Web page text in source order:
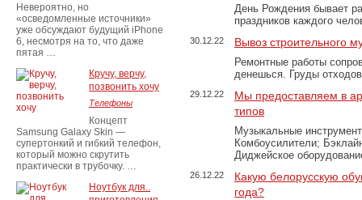
День Рождения бывает
праздников каждого
30.12.22 Вывоз строительного
Ремонтные работы
денешься. Груды
29.12.22
Мы предоставляем в
типов
Музыкальные
Комбоусилители;
Диджейское
26.12.22
Какую белорусскую
года?
Невероятно, но
«осведомленные источники»
уже обсуждают будущий iPhone
6, несмотря на то, что даже
пятая …
Кручу, верчу,
позвонить хочу
Телефоны
Концепт
Samsung Galaxy Skin —
супертонкий и гибкий телефон,
который можно скрутить
практически в трубочку. …
Ноутбук для..